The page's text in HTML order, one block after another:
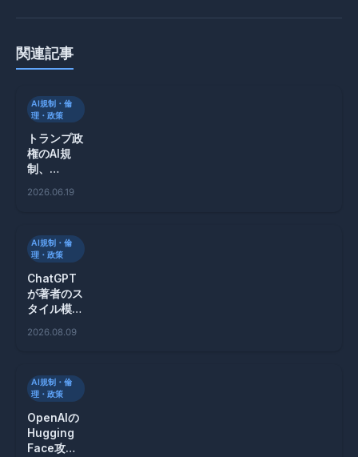
関連記事
AI規制・倫
理・政策
トランプ政
権のAI規
制、
との対立が
2026.06.19
AI規制・倫
理・政策
ChatGPT
が著者のス
タイル模倣
作権問題に
2026.08.09
AI規制・倫
理・政策
OpenAIの
Hugging
Face攻撃